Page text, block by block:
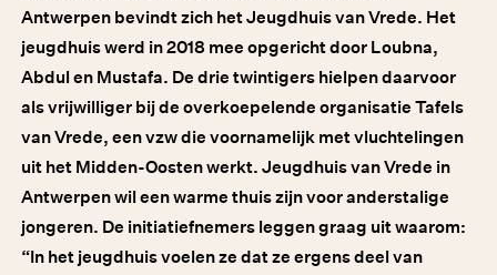
Antwerpen bevindt zich het Jeugdhuis van Vrede. Het
jeugdhuis werd in 2018 mee opgericht door Loubna,
Abdul en Mustafa. De drie twintigers hielpen daarvoor
als vrijwilliger bij de overkoepelende organisatie Tafels
van Vrede, een vzw die voornamelijk met vluchtelingen
uit het Midden-Oosten werkt. Jeugdhuis van Vrede in
Antwerpen wil een warme thuis zijn voor anderstalige
jongeren. De initiatiefnemers leggen graag uit waarom:
“In het jeugdhuis voelen ze dat ze ergens deel van